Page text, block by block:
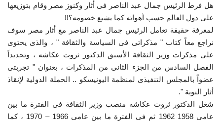
الشركاء
Gallery
لغة
English
Swahili
español
French
هل فرط الرئيس جمال عبد الناصر فى أثار وكنوز مصر وقام بتوزيعها
على دول العالم حسب أهوائه كما يشيع خصومه؟!!
لمعرفة حقيقة تعامل الرئيس جمال عبد الناصر مع أثار مصر سوف
نراجع معاً كتاب " مذكراتى فى السياسة والثقافة " ، والذى يحتوى
على مذكرات وزير الثقافة الأسبق الدكتور ثروت عكاشه ، وتحديداً
الفصل السادس من الجزء الثانى من المذكرات ، بعنوان " تجربتى
عضواً بالمجلس التنفيذى لمنظمة اليونيسكو .. الحملة الدولية لإنقاذ
أثار النوبة ".
شغل الدكتور ثروت عكاشه منصب وزير الثقافة فى الفترة ما بين
عامى 1958 1962 ثم فى الفترة ما بين عامى 1966 – 1970 ، كما